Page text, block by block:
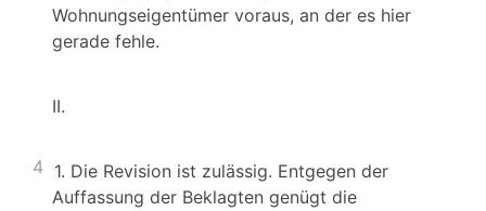
Wohnungseigentümer voraus, an der es hier
gerade fehle.
II.
4 1. Die Revision ist zulässig. Entgegen der
Auffassung der Beklagten genügt die